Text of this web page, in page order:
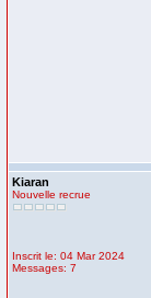
Kiaran
Nouvelle recrue
Inscrit le: 04 Mar 2024
Messages: 7